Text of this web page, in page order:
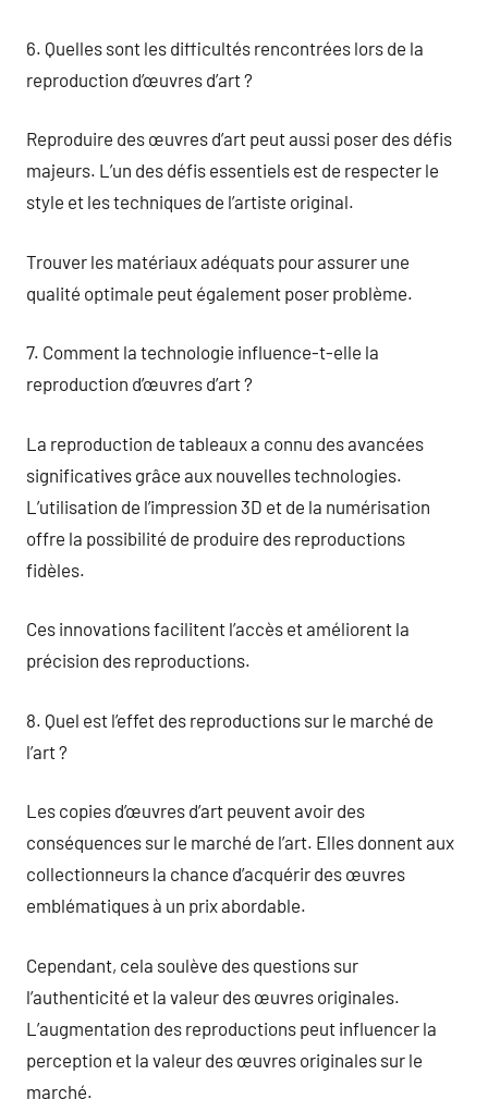
6. Quelles sont les difficultés rencontrées lors de la
reproduction d’œuvres d’art ?
Reproduire des œuvres d’art peut aussi poser des défis
majeurs. L’un des défis essentiels est de respecter le
style et les techniques de l’artiste original.
Trouver les matériaux adéquats pour assurer une
qualité optimale peut également poser problème.
7. Comment la technologie influence-t-elle la
reproduction d’œuvres d’art ?
La reproduction de tableaux a connu des avancées
significatives grâce aux nouvelles technologies.
L’utilisation de l’impression 3D et de la numérisation
offre la possibilité de produire des reproductions
fidèles.
Ces innovations facilitent l’accès et améliorent la
précision des reproductions.
8. Quel est l’effet des reproductions sur le marché de
l’art ?
Les copies d’œuvres d’art peuvent avoir des
conséquences sur le marché de l’art. Elles donnent aux
collectionneurs la chance d’acquérir des œuvres
emblématiques à un prix abordable.
Cependant, cela soulève des questions sur
l’authenticité et la valeur des œuvres originales.
L’augmentation des reproductions peut influencer la
perception et la valeur des œuvres originales sur le
marché.